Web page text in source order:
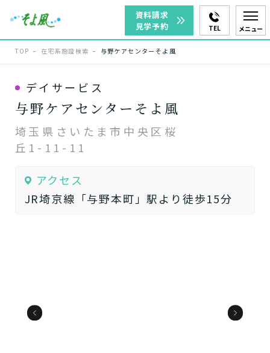
資料請求
見学予約
TEL メニュー
TOP 在宅系施設検索 与野ケアセンターそよ風
デイサービス
与野ケアセンターそよ風
埼玉県さいたま市中央区桜
丘1-11-11
アクセス
JR埼京線「与野本町」駅より徒歩15分